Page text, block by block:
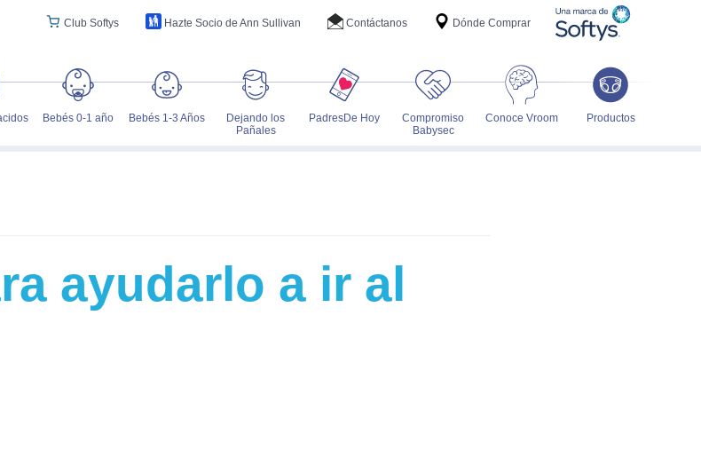
Bebés 0-1 año Bebés 1-3 Años
Dejando los
Pañales
PadresDe Hoy
Compromiso
Babysec
Conoce Vroom Productos
Dónde Comprar
Contáctanos
Hazte Socio de Ann Sullivan
Club Softys
ayudarlo a ir al